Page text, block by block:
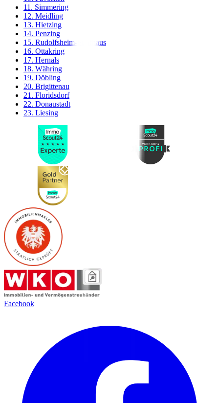
11. Simmering
12. Meidling
13. Hietzing
14. Penzing
15. Rudolfsheim-Fünfhaus
16. Ottakring
17. Hernals
18. Währing
19. Döbling
20. Brigittenau
21. Floridsdorf
22. Donaustadt
23. Liesing
Facebook